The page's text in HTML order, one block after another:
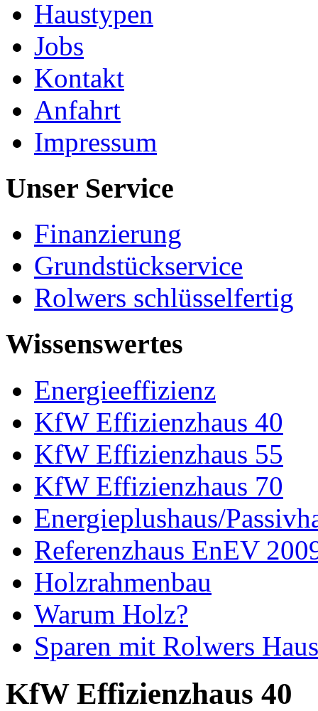
Haustypen
Jobs
Kontakt
Anfahrt
Impressum
Unser Service
Finanzierung
Grundstückservice
Rolwers schlüsselfertig
Wissenswertes
Energieeffizienz
KfW Effizienzhaus 40
KfW Effizienzhaus 55
KfW Effizienzhaus 70
Energieplushaus/
Referenzhaus EnEV
Holzrahmenbau
Warum Holz?
Sparen mit Rolwers Haus
KfW Effizienzhaus 40